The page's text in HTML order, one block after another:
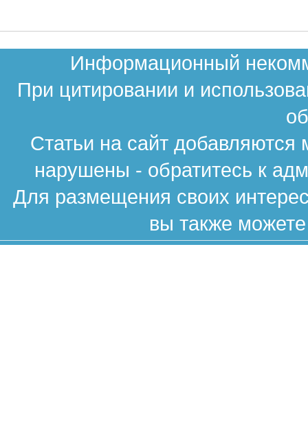
Информационный
При цитировании и
Статьи на сайт
нарушены - обратитесь к
Для размещения своих
вы также